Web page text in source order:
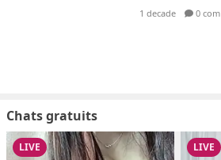
1 decade 0 com
Chats gratuits